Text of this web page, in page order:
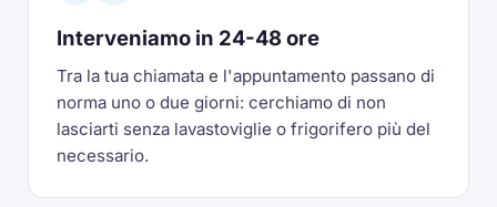
Interveniamo in 24-48 ore
Tra la tua chiamata e l'appuntamento passano di
norma uno o due giorni: cerchiamo di non
lasciarti senza lavastoviglie o frigorifero più del
necessario.